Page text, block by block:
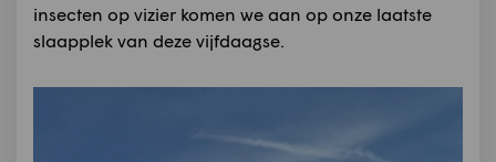
insecten op vizier komen we aan op onze laatste
slaapplek van deze vijfdaagse.